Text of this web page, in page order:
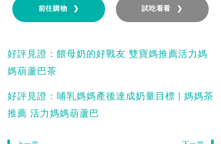
前往購物 ❯ 試吃看看 ❯
好評見證：餵母奶的好戰友 雙寶媽推薦活力媽
媽葫蘆巴茶
好評見證：哺乳媽媽產後達成奶量目標 | 媽媽茶
推薦 活力媽媽葫蘆巴